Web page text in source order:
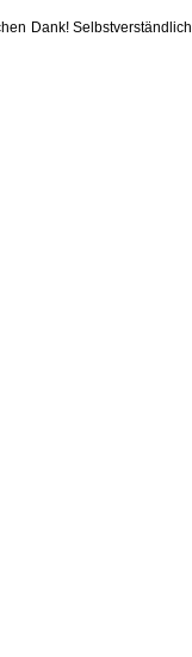
Dank! Selbstverständlich